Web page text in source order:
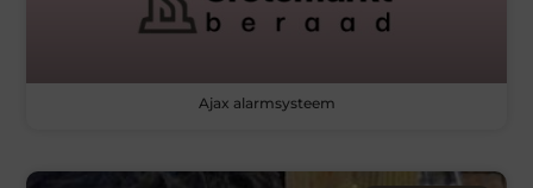
Ajax alarmsysteem